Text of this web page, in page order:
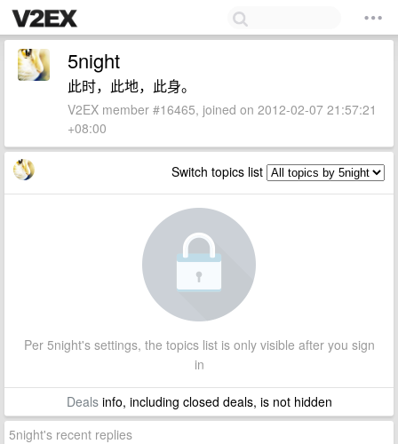
5night
此时，此地，此身。
V2EX member #16465, joined on 2012-02-07 21:57:21
+08:00
Switch topics list
Per 5night's settings, the topics list is only visible after you sign
in
Dealsinfo, including closed deals, is not hidden
5night's recent replies